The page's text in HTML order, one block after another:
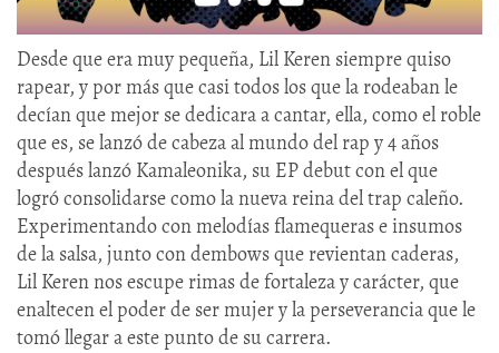
Desde que era muy pequeña, Lil Keren siempre quiso
rapear, y por más que casi todos los que la rodeaban le
decían que mejor se dedicara a cantar, ella, como el roble
que es, se lanzó de cabeza al mundo del rap y 4 años
después lanzó Kamaleonika, su EP debut con el que
logró consolidarse como la nueva reina del trap caleño.
Experimentando con melodías flamequeras e insumos
de la salsa, junto con dembows que revientan caderas,
Lil Keren nos escupe rimas de fortaleza y carácter, que
enaltecen el poder de ser mujer y la perseverancia que le
tomó llegar a este punto de su carrera.